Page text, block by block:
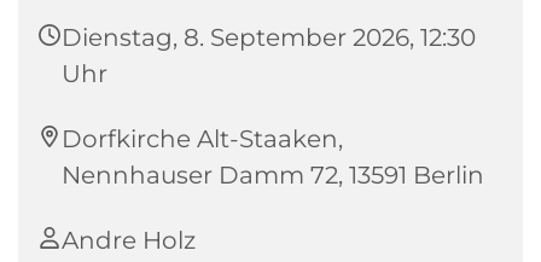
Dienstag, 8. September 2026, 12:30
Uhr
Dorfkirche Alt-Staaken,
Nennhauser Damm 72, 13591 Berlin
Andre Holz